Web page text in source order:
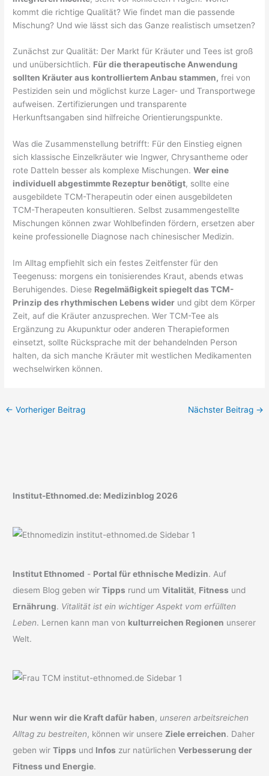
kommt die richtige Qualität? Wie findet man die passende
Mischung? Und wie lässt sich das Ganze realistisch umsetzen?
Zunächst zur Qualität: Der Markt für Kräuter und Tees ist groß
und unübersichtlich. Für die therapeutische Anwendung
sollten Kräuter aus kontrolliertem Anbau stammen, frei von
Pestiziden sein und möglichst kurze Lager- und Transportwege
aufweisen. Zertifizierungen und transparente
Herkunftsangaben sind hilfreiche Orientierungspunkte.
Was die Zusammenstellung betrifft: Für den Einstieg eignen
sich klassische Einzelkräuter wie Ingwer, Chrysantheme oder
rote Datteln besser als komplexe Mischungen.Wer eine
individuell abgestimmte Rezeptur benötigt, sollte eine
ausgebildete TCM-Therapeutin oder einen ausgebildeten
TCM-Therapeuten konsultieren. Selbst zusammengestellte
Mischungen können zwar Wohlbefinden fördern, ersetzen aber
keine professionelle Diagnose nach chinesischer Medizin.
Im Alltag empfiehlt sich ein festes Zeitfenster für den
Teegenuss: morgens ein tonisierendes Kraut, abends etwas
Beruhigendes. Diese Regelmäßigkeit spiegelt das TCM-
Prinzip des rhythmischen Lebens wider und gibt dem Körper
Zeit, auf die Kräuter anzusprechen. Wer TCM-Tee als
Ergänzung zu Akupunktur oder anderen Therapieformen
einsetzt, sollte Rücksprache mit der behandelnden Person
halten, da sich manche Kräuter mit westlichen Medikamenten
wechselwirken können.
← Vorheriger Beitrag Nächster Beitrag →
Institut-Ethnomed.de: Medizinblog 2026
Institut Ethnomed - Portal für ethnische Medizin. Auf
diesem Blog geben wirTipps rund umVitalität, Fitness und
Ernährung. Vitalität ist ein wichtiger Aspekt vom erfüllten
Leben. Lernen kann man von kulturreichen Regionen unserer
Welt.
Nur wenn wir die Kraft dafür haben, unseren arbeitsreichen
Alltag zu bestreiten, können wir unsereZiele erreichen. Daher
geben wirTipps und Infos zur natürlichenVerbesserung der
Fitness und Energie.